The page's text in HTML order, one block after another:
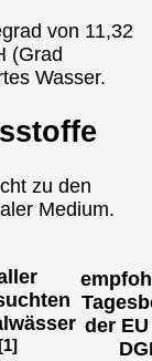
von 11,32
(Grad
Wasser.
zu den
Medium.
der